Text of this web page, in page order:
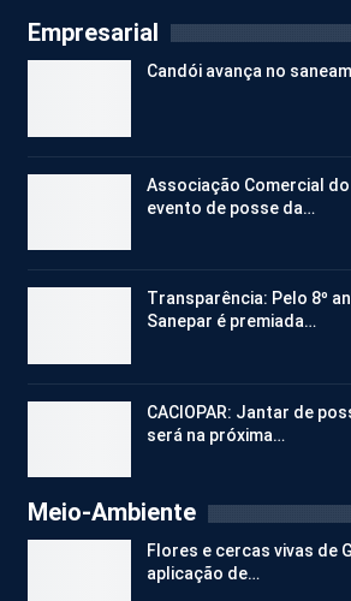
Empresarial
Candói avança no
Associação Comercial
evento de posse da…
Transparência: Pelo 8º
Sanepar é premiada…
CACIOPAR: Jantar de
será na próxima…
Meio-Ambiente
Flores e cercas vivas de
aplicação de…